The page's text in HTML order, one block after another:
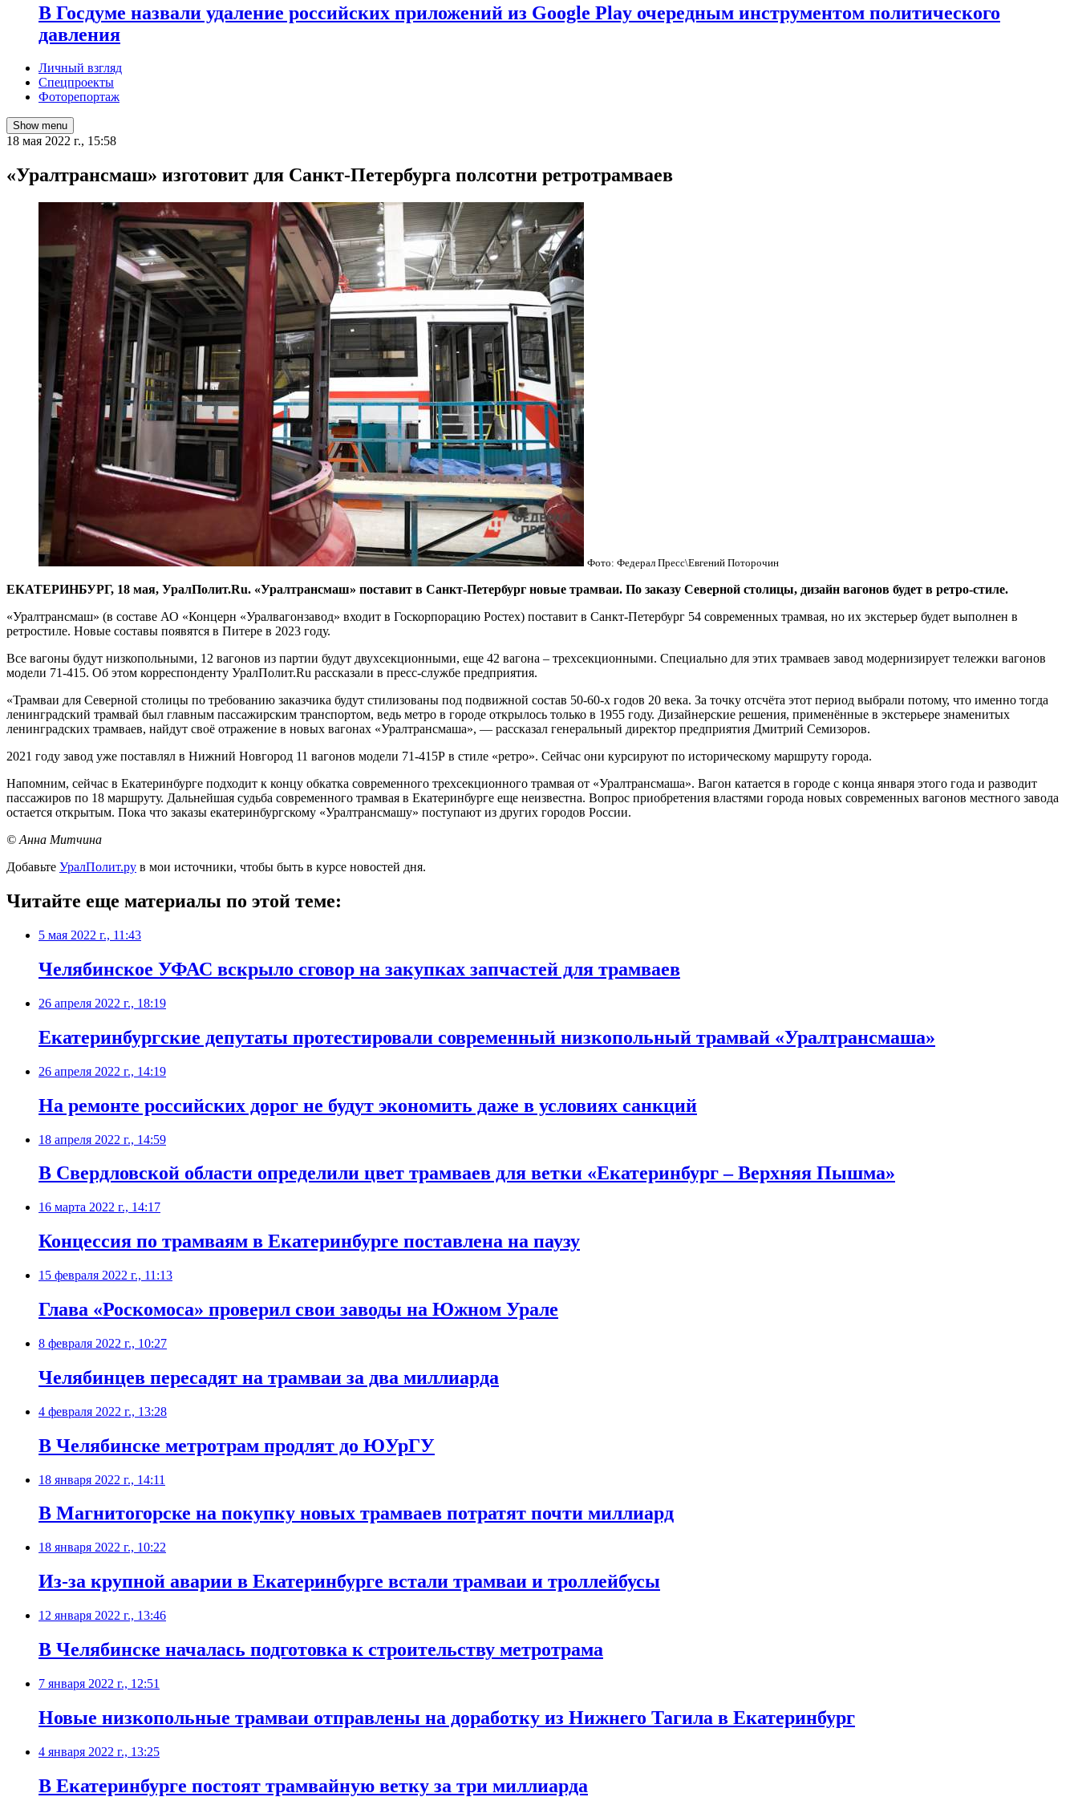
В Госдуме назвали удаление российских приложений из Google Play очередным инструментом политического
давления
Личный взгляд
Спецпроекты
Фоторепортаж
Show menu
18 мая 2022 г., 15:58
«Уралтрансмаш» изготовит для Санкт-Петербурга полсотни ретротрамваев
Фото: Федерал Пресс\Евгений Поторочин
ЕКАТЕРИНБУРГ, 18 мая, УралПолит.Ru. «Уралтрансмаш» поставит в Санкт-Петербург новые трамваи. По заказу Северной столицы, дизайн вагонов будет в ретро-стиле.
«Уралтрансмаш» (в составе АО «Концерн «Уралвагонзавод» входит в Госкорпорацию Ростех) поставит в Санкт-Петербург 54 современных трамвая, но их экстерьер будет выполнен в
ретростиле. Новые составы появятся в Питере в 2023 году.
Все вагоны будут низкопольными, 12 вагонов из партии будут двухсекционными, еще 42 вагона – трехсекционными. Специально для этих трамваев завод модернизирует тележки вагонов
модели 71-415. Об этом корреспонденту УралПолит.Ru рассказали в пресс-службе предприятия.
«Трамваи для Северной столицы по требованию заказчика будут стилизованы под подвижной состав 50-60-х годов 20 века. За точку отсчёта этот период выбрали потому, что именно тогда
ленинградский трамвай был главным пассажирским транспортом, ведь метро в городе открылось только в 1955 году. Дизайнерские решения, применённые в экстерьере знаменитых
ленинградских трамваев, найдут своё отражение в новых вагонах «Уралтрансмаша», — рассказал генеральный директор предприятия Дмитрий Семизоров.
2021 году завод уже поставлял в Нижний Новгород 11 вагонов модели 71-415Р в стиле «ретро». Сейчас они курсируют по историческому маршруту города.
Напомним, сейчас в Екатеринбурге подходит к концу обкатка современного трехсекционного трамвая от «Уралтрансмаша». Вагон катается в городе с конца января этого года и разводит
пассажиров по 18 маршруту. Дальнейшая судьба современного трамвая в Екатеринбурге еще неизвестна. Вопрос приобретения властями города новых современных вагонов местного завода
остается открытым. Пока что заказы екатеринбургскому «Уралтрансмашу» поступают из других городов России.
© Анна Митчина
Добавьте УралПолит.ру в мои источники, чтобы быть в курсе новостей дня.
Читайте еще материалы по этой теме:
5 мая 2022 г., 11:43
Челябинское УФАС вскрыло сговор на закупках запчастей для трамваев
26 апреля 2022 г., 18:19
Екатеринбургские депутаты протестировали современный низкопольный трамвай «Уралтрансмаша»
26 апреля 2022 г., 14:19
На ремонте российских дорог не будут экономить даже в условиях санкций
18 апреля 2022 г., 14:59
​В Свердловской области определили цвет трамваев для ветки «Екатеринбург – Верхняя Пышма»
16 марта 2022 г., 14:17
Концессия по трамваям в Екатеринбурге поставлена на паузу
15 февраля 2022 г., 11:13
​Глава «Роскомоса» проверил свои заводы на Южном Урале
8 февраля 2022 г., 10:27
Челябинцев пересадят на трамваи за два миллиарда
4 февраля 2022 г., 13:28
​В Челябинске метротрам продлят до ЮУрГУ
18 января 2022 г., 14:11
​В Магнитогорске на покупку новых трамваев потратят почти миллиард
18 января 2022 г., 10:22
Из-за крупной аварии в Екатеринбурге встали трамваи и троллейбусы
12 января 2022 г., 13:46
​В Челябинске началась подготовка к строительству метротрама
7 января 2022 г., 12:51
​Новые низкопольные трамваи отправлены на доработку из Нижнего Тагила в Екатеринбург
4 января 2022 г., 13:25
​В Екатеринбурге постоят трамвайную ветку за три миллиарда